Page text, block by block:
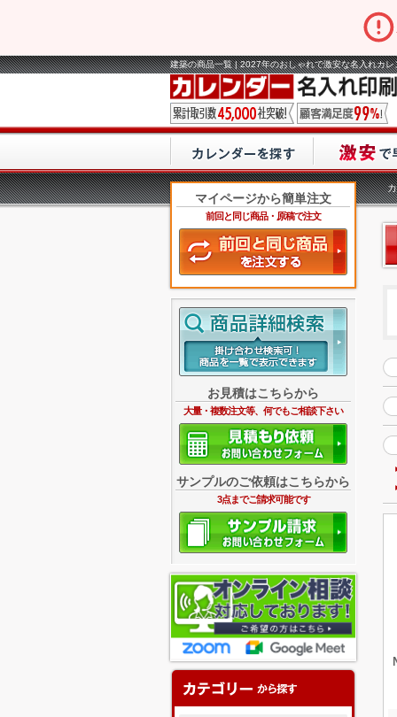
建築の商品一覧 | 2027年のおしゃれで激安な名入れカレ
マイページから簡単注文
前回と同じ商品・原稿で注文
お見積はこちらから
大量・複数注文等、何でもご相談下さい
サンプルのご依頼はこちらから
3点までご請求可能です